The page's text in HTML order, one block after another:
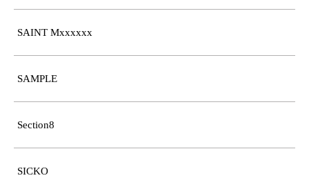
SAINT Mxxxxxx
SAMPLE
Section8
SICKO